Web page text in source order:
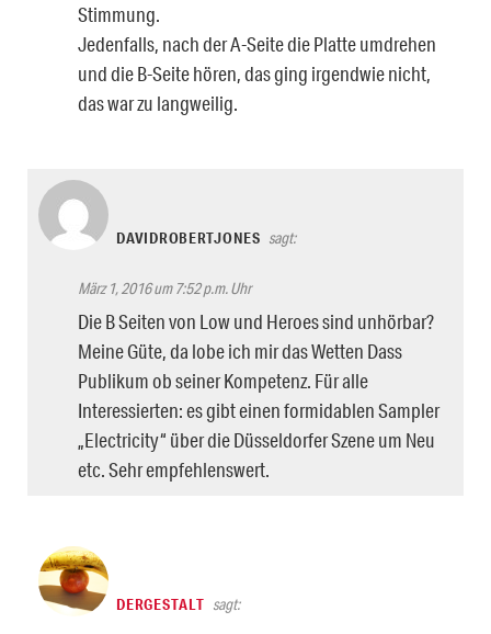
Stimmung.
Jedenfalls, nach der A-Seite die Platte umdrehen
und die B-Seite hören, das ging irgendwie nicht,
das war zu langweilig.
DAVIDROBERTJONES sagt:
März 1, 2016 um 7:52 p.m. Uhr
Die B Seiten von Low und Heroes sind unhörbar?
Meine Güte, da lobe ich mir das Wetten Dass
Publikum ob seiner Kompetenz. Für alle
Interessierten: es gibt einen formidablen Sampler
„Electricity“ über die Düsseldorfer Szene um Neu
etc. Sehr empfehlenswert.
DERGESTALT sagt: